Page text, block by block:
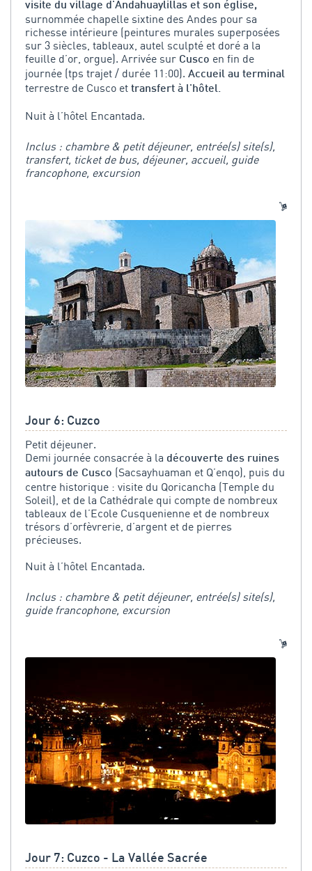
visite du village d'Andahuaylillas et son église,
surnommée chapelle sixtine des Andes pour sa
richesse intérieure (peintures murales superposées
sur 3 siècles, tableaux, autel sculpté et doré a la
feuille d’or, orgue). Arrivée sur Cusco en fin de
journée (tps trajet / durée 11:00). Accueil au terminal
terrestre de Cusco et transfert à l'hôtel.
Nuit à l’hôtel Encantada.
Inclus : chambre & petit déjeuner, entrée(s) site(s),
transfert, ticket de bus, déjeuner, accueil, guide
francophone, excursion
Jour 6: Cuzco
Petit déjeuner.
Demi journée consacrée à la découverte des ruines
autours de Cusco (Sacsayhuaman et Q’enqo), puis du
centre historique : visite du Qoricancha (Temple du
Soleil), et de la Cathédrale qui compte de nombreux
tableaux de l’Ecole Cusquenienne et de nombreux
trésors d’orfèvrerie, d’argent et de pierres
précieuses.
Nuit à l’hôtel Encantada.
Inclus : chambre & petit déjeuner, entrée(s) site(s),
guide francophone, excursion
Jour 7: Cuzco - La Vallée Sacrée